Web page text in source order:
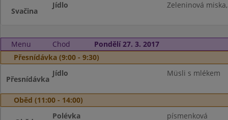
Svačina
Jídlo Zeleninová
Menu Chod
Pondělí 27. 3. 2017
Přesnídávka (9:00 - 9:30)
Přesnídávka
Jídlo Müsli s mlékem
Oběd (11:00 - 14:00)
Polévka písmenková